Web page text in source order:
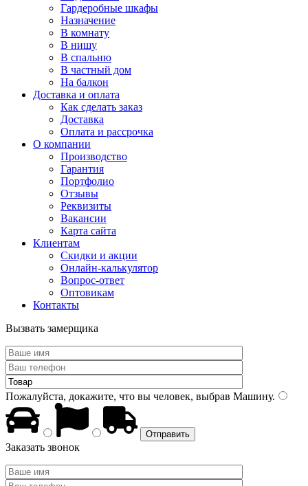
Гардеробные шкафы
Назначение
В комнату
В нишу
В спальню
В частный дом
На балкон
Доставка и оплата
Как сделать заказ
Доставка
Оплата и рассрочка
О компании
Производство
Гарантия
Портфолио
Отзывы
Реквизиты
Вакансии
Карта сайта
Клиентам
Скидки и акции
Онлайн-калькулятор
Вопрос-ответ
Оптовикам
Контакты
Вызвать замерщика
Пожалуйста, докажите, что вы человек, выбрав Машину.
Заказать звонок